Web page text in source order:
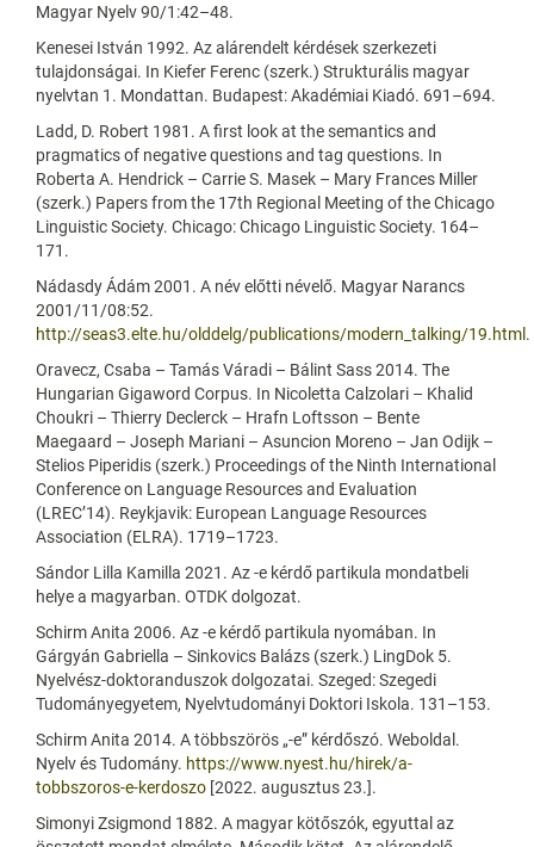
Magyar Nyelv 90/1:42–48.
Kenesei István 1992. Az alárendelt kérdések szerkezeti
tulajdonságai. In Kiefer Ferenc (szerk.) Strukturális magyar
nyelvtan 1. Mondattan. Budapest: Akadémiai Kiadó. 691–694.
Ladd, D. Robert 1981. A first look at the semantics and
pragmatics of negative questions and tag questions. In
Roberta A. Hendrick – Carrie S. Masek – Mary Frances Miller
(szerk.) Papers from the 17th Regional Meeting of the Chicago
Linguistic Society. Chicago: Chicago Linguistic Society. 164–
171.
Nádasdy Ádám 2001. A név előtti névelő. Magyar Narancs
2001/11/08:52.
http://seas3.elte.hu/olddelg/publications/modern_talking/19.html .
Oravecz, Csaba – Tamás Váradi – Bálint Sass 2014. The
Hungarian Gigaword Corpus. In Nicoletta Calzolari – Khalid
Choukri – Thierry Declerck – Hrafn Loftsson – Bente
Maegaard – Joseph Mariani – Asuncion Moreno – Jan Odijk –
Stelios Piperidis (szerk.) Proceedings of the Ninth International
Conference on Language Resources and Evaluation
(LREC’14). Reykjavik: European Language Resources
Association (ELRA). 1719–1723.
Sándor Lilla Kamilla 2021. Az -e kérdő partikula mondatbeli
helye a magyarban. OTDK dolgozat.
Schirm Anita 2006. Az -e kérdő partikula nyomában. In
Gárgyán Gabriella – Sinkovics Balázs (szerk.) LingDok 5.
Nyelvész-doktoranduszok dolgozatai. Szeged: Szegedi
Tudományegyetem, Nyelvtudományi Doktori Iskola. 131–153.
Schirm Anita 2014. A többszörös „-e” kérdőszó. Weboldal.
Nyelv és Tudomány. https://www.nyest.hu/hirek/a-
tobbszoros-e-kerdoszo [2022. augusztus 23.].
Simonyi Zsigmond 1882. A magyar kötőszók, egyuttal az